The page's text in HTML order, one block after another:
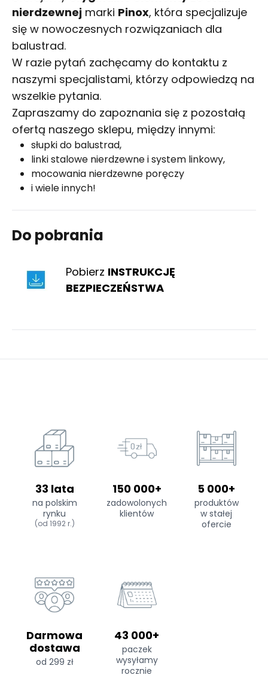
nierdzewnej marki Pinox, która specjalizuje
się w nowoczesnych rozwiązaniach dla
balustrad.
W razie pytań zachęcamy do kontaktu z
naszymi specjalistami, którzy odpowiedzą na
wszelkie pytania.
Zapraszamy do zapoznania się z pozostałą
ofertą naszego sklepu, między innymi:
słupki do balustrad,
linki stalowe nierdzewne i system linkowy,
mocowania nierdzewne poręczy
i wiele innych!
Do pobrania
Pobierz INSTRUKCJĘ
BEZPIECZEŃSTWA
33 lata
na polskim
rynku
(od 1992 r.)
150 000+
zadowolonych
klientów
5 000+
produktów
w stałej
ofercie
Darmowa
dostawa
od 299 zł
43 000+
paczek
wysyłamy
rocznie